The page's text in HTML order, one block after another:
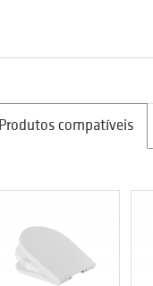
Produtos compatíveis